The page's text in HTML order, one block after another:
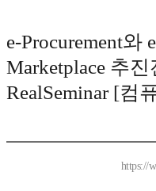
e-Procurement와
Marketplace 추진
RealSeminar [컴
https://